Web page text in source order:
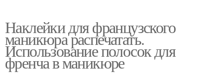
Наклейки для французского
маникюра распечатать.
Использование полосок для
френча в маникюре